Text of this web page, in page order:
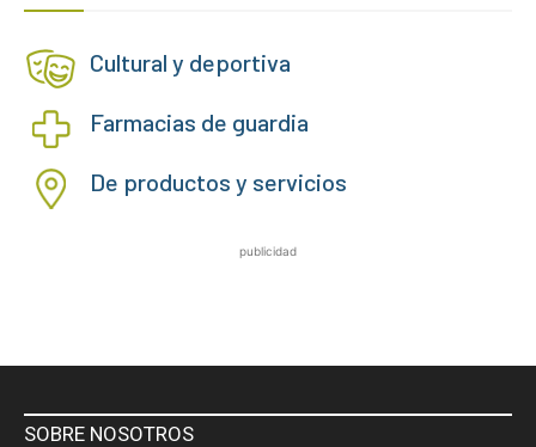
Cultural y deportiva
Farmacias de guardia
De productos y servicios
publicidad
SOBRE NOSOTROS